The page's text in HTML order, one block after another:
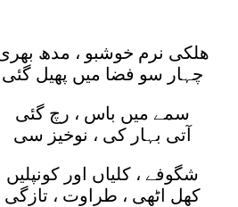
هلکی نرم خوشبو ، مدھ
چہار سو فضا میں پھیل گئی
سمے میں باس ، رچ گئی
آتی بہار کی ، نوخیز سی
شگوفے ، کلیاں اور کونپلیں
کھل اٹھی ، طراوت ، تازگی